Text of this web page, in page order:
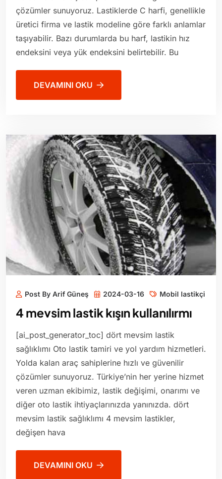
çözümler sunuyoruz. Lastiklerde C harfi, genellikle
üretici firma ve lastik modeline göre farklı anlamlar
taşıyabilir. Bazı durumlarda bu harf, lastikin hız
endeksini veya yük endeksini belirtebilir. Bu
DEVAMINI OKU
Post By Arif Güneş 2024-03-16 Mobil lastikçi
4 mevsim lastik kışın kullanılırmı
[ai_post_generator_toc] dört mevsim lastik
sağlıklımı Oto lastik tamiri ve yol yardım hizmetleri.
Yolda kalan araç sahiplerine hızlı ve güvenilir
çözümler sunuyoruz. Türkiye’nin her yerine hizmet
veren uzman ekibimiz, lastik değişimi, onarımı ve
diğer oto lastik ihtiyaçlarınızda yanınızda. dört
mevsim lastik sağlıklımı 4 mevsim lastikler,
değişen hava
DEVAMINI OKU